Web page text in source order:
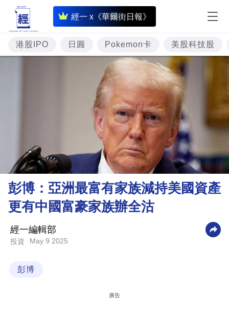
經一 x《華爾街日報》
即
時
財
經
市
理
財
商
科
港股IPO 日圓 Pokemon卡 美股科技股
彭博：亞洲最富有家族減持美國資產
更有中國富豪家族辦全沽
經一編輯部
投資 May 9 2025
彭博
廣告